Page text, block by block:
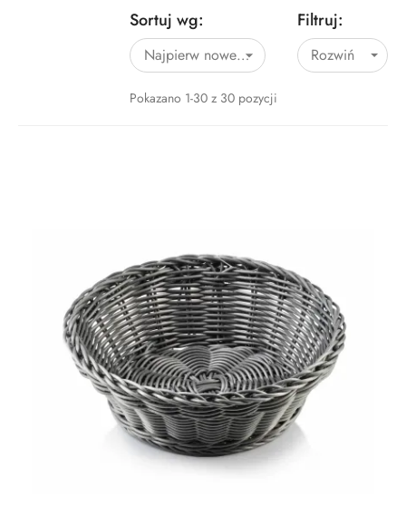
Sortuj wg:
Najpierw nowe produkty

Pokazano 1-30 z 30 pozycji
Filtruj:
Rozwiń